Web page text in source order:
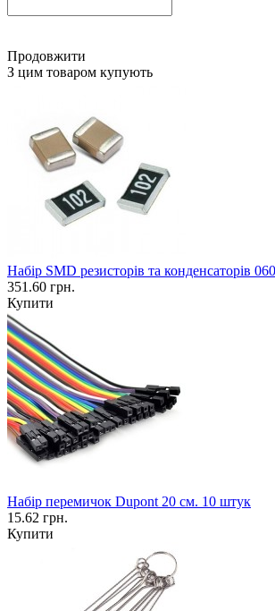
Продовжити
З цим товаром купують
Набір SMD резисторів та конденсаторів
351.60 грн.
Купити
Набір перемичок Dupont 20 см. 10 штук
15.62 грн.
Купити